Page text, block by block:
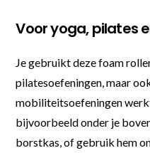
Voor yoga, pilates
Je gebruikt deze foam
pilatesoefeningen, maar
mobiliteitsoefeningen
bijvoorbeeld onder je
borstkas, of gebruik hem